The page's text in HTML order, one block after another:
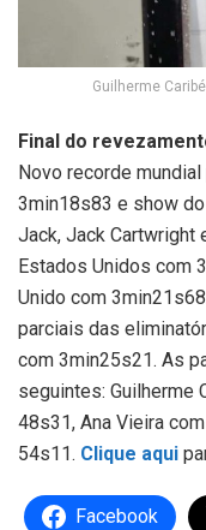
Guilherme
Final do
Novo recorde
3min18s83 e show do
Jack, Jack Cartwright
Estados Unidos com
Unido com
parciais das
com 3min25s21. As
seguintes: Guilherme
48s31, Ana Vieira
54s11. Clique aqui
Facebook